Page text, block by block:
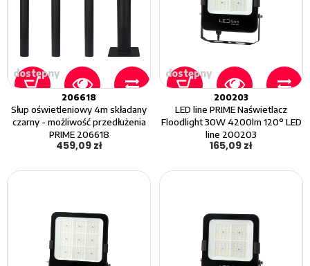
dostępny
206618
Słup oświetleniowy 4m składany
czarny - możliwość przedłużenia
PRIME 206618
459,09 zł
dostępny
200203
LED line PRIME Naświetlacz
Floodlight 30W 4200lm 120° LED
line 200203
165,09 zł